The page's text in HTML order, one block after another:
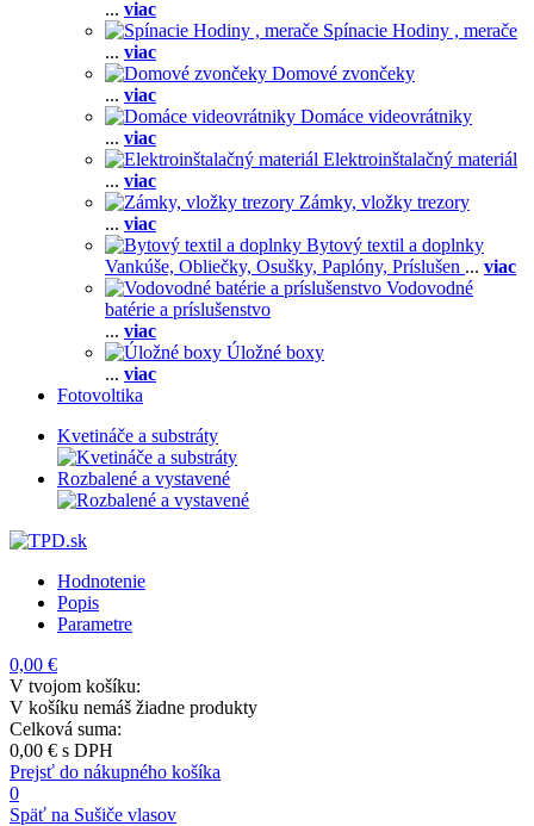
... viac
Spínacie Hodiny , merače
... viac
Domové zvončeky
... viac
Domáce videovrátniky
... viac
Elektroinštalačný materiál
... viac
Zámky, vložky trezory
... viac
Bytový textil a doplnky
Vankúše, Obliečky, Osušky, Paplóny, Príslušen ... viac
Vodovodné
batérie a príslušenstvo
... viac
Úložné boxy
... viac
Fotovoltika
Kvetináče a substráty
Rozbalené a vystavené
Hodnotenie
Popis
Parametre
0,00 €
V tvojom košíku:
V košíku nemáš žiadne produkty
Celková suma:
0,00 € s DPH
Prejsť do nákupného košíka
0
Späť na Sušiče vlasov